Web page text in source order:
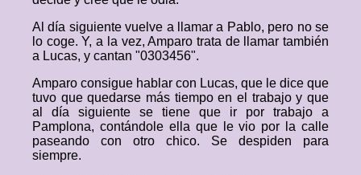
Al día siguiente vuelve a llamar a Pablo, pero no se
lo coge. Y, a la vez, Amparo trata de llamar también
a Lucas, y cantan "0303456".
Amparo consigue hablar con Lucas, que le dice que
tuvo que quedarse más tiempo en el trabajo y que
al día siguiente se tiene que ir por trabajo a
Pamplona, contándole ella que le vio por la calle
paseando con otro chico. Se despiden para
siempre.